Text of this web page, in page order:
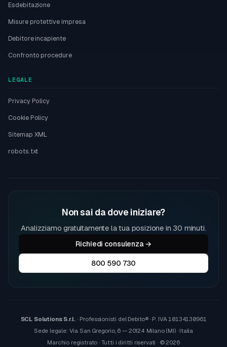
Esdebitazione
Misure protettive impresa
Debitore incapiente
Confronto procedure
LEGALE
Privacy Policy
Cookie Policy
Sitemap XML
robots.txt
Non sai da dove iniziare?
Analizziamo gratuitamente la tua posizione in 30 minuti.
Richiedi consulenza →
800 590 730
SCL Solutions S.r.l. · Professionisti del Debito® · P. IVA10134130961
Sede legale: Via San Gregorio, 6 — 20124 Milano (MI) · Italia
Marchio registrato · Tutti i diritti riservati · © 2026